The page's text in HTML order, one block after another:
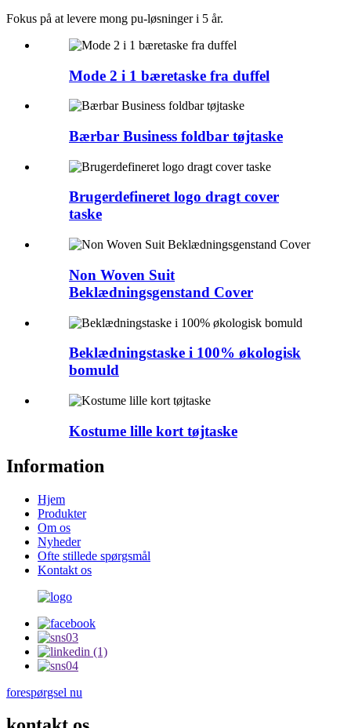
Fokus på at levere mong pu-løsninger i 5 år.
Mode 2 i 1 bæretaske fra duffel
Bærbar Business foldbar tøjtaske
Brugerdefineret logo dragt cover
taske
Non Woven Suit
Beklædningsgenstand Cover
Beklædningstaske i 100% økologisk
bomuld
Kostume lille kort tøjtaske
Information
Hjem
Produkter
Om os
Nyheder
Ofte stillede spørgsmål
Kontakt os
forespørgsel nu